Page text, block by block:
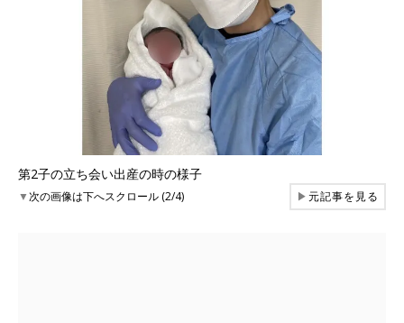
第2子の立ち会い出産の時の様子
▼次の画像は下へスクロール (2/4) ▶元記事を見る